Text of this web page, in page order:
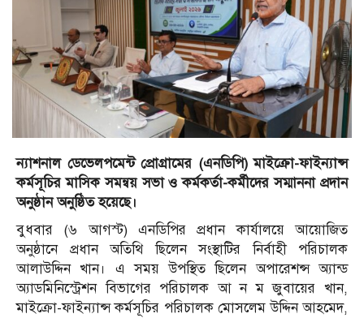
ন্যাশনাল ডেভেলপমেন্ট প্রোগ্রামের (এনডিপি) মাইক্রো-ফাইন্যান্স
কর্মসূচির মাসিক সমন্বয় সভা ও কর্মকর্তা-কর্মীদের সম্মাননা প্রদান
অনুষ্ঠান অনুষ্ঠিত হয়েছে।
বুধবার (৬ আগস্ট) এনডিপির প্রধান কার্যালয়ে আয়োজিত
অনুষ্ঠানে প্রধান অতিথি ছিলেন সংস্থাটির নির্বাহী পরিচালক
আলাউদ্দিন খান। এ সময় উপস্থিত ছিলেন অপারেশন্স অ্যান্ড
অ্যাডমিনিস্ট্রেশন বিভাগের পরিচালক আ ন ম জুবায়ের খান,
মাইক্রো-ফাইন্যান্স কর্মসূচির পরিচালক মোসলেম উদ্দিন আহমেদ,